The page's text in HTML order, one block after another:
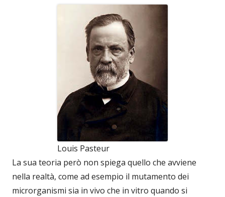
Louis Pasteur
La sua teoria però non spiega quello che avviene
nella realtà, come ad esempio il mutamento dei
microrganismi sia in vivo che in vitro quando si